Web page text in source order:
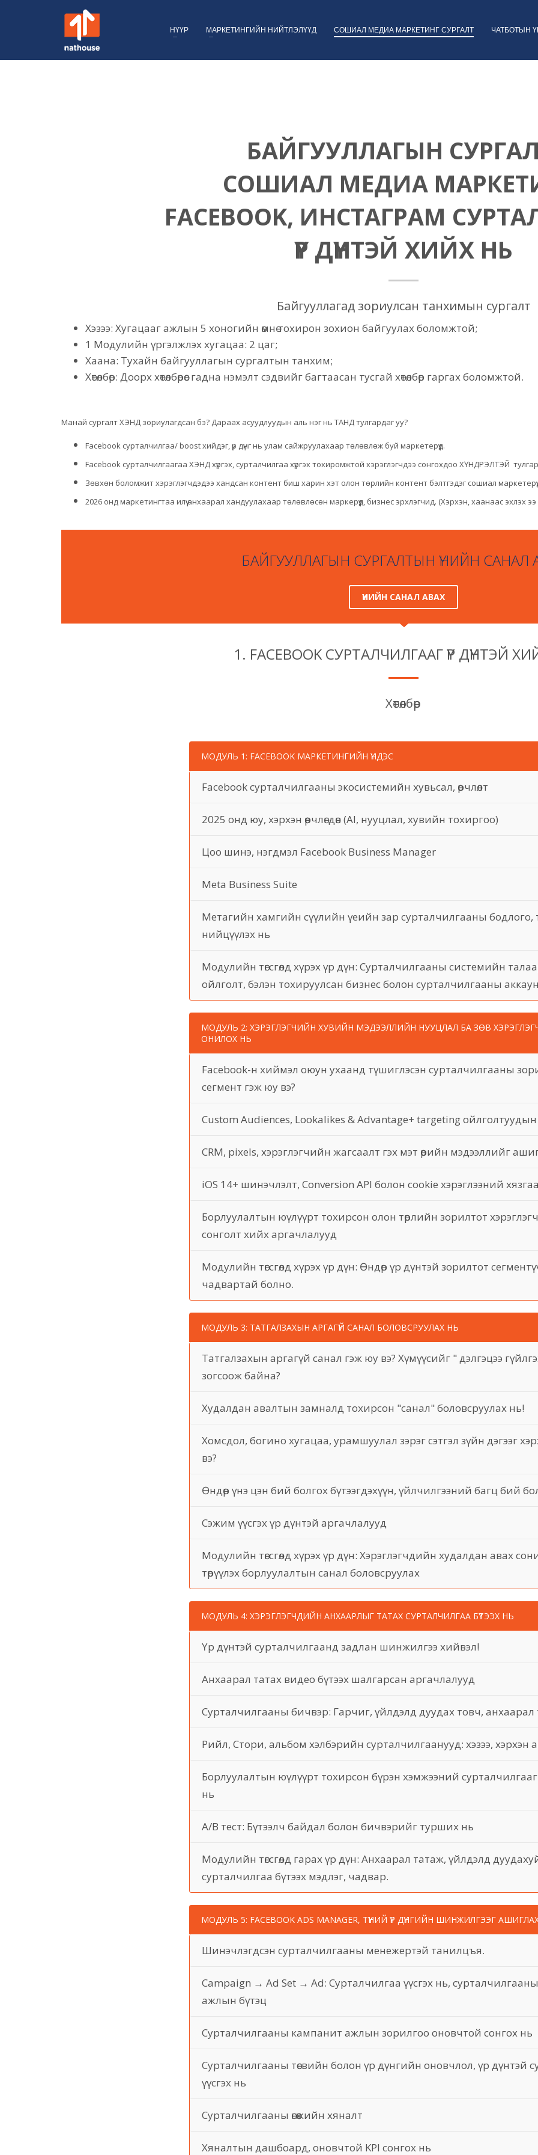
НҮҮР МАРКЕТИНГИЙН НИЙТЛЭЛҮҮД СОШИАЛ МЕДИА МАРКЕТИНГ СУРГАЛТ ЧАТБОТЫН
БАЙГУУЛЛАГЫН
СОШИАЛ МЕДИА
FACEBOOK, ИНСТАГРАМ
ҮР ДҮНТЭЙ ХИЙХ НЬ
Байгууллагад зориулсан танхимын сургалт
Хэзээ: Хугацааг ажлын 5 хоногийн өмнө тохирон зохион байгуулах боломжтой;
1 Модулийн үргэлжлэх хугацаа: 2 цаг;
Хаана: Тухайн байгууллагын сургалтын танхим;
Хөтөлбөр: Доорх хөтөлбөрөөс гадна нэмэлт сэдвийг багтаасан тусгай хөтөлбөр гаргах боломжтой.
Манай сургалт ХЭНД зориулагдсан бэ? Дараах асуудлуудын аль нэг нь ТАНД тулгардаг уу?
Facebook сурталчилгаа/ boost хийдэг, үр дүнг нь улам сайжруулахаар төлөвлөж буй маркетерүүд.
Facebook сурталчилгаагаа ХЭНД хүргэх, сурталчилгаа хүргэх тохиромжтой хэрэглэгчдээ сонгохдоо ХҮНДРЭЛТЭЙ
Зөвхөн боломжит хэрэглэгчдэдээ хандсан контент биш харин хэт олон төрлийн контент бэлтгэдэг сошиал
2026 онд маркетингтаа илүү анхаарал хандуулахаар төлөвлөсөн маркерүүд, бизнес эрхлэгчид. (Хэрхэн, хаанаас эхлэх ээ
БАЙГУУЛЛАГЫН СУРГАЛТЫН ҮНИЙН САНАЛ
ҮНИЙН САНАЛ АВАХ
1. FACEBOOK СУРТАЛЧИЛГААГ ҮР ДҮНТЭЙ
Хөтөлбөр
МОДУЛЬ 1: FACEBOOK МАРКЕТИНГИЙН ҮНДЭС
Facebook сурталчилгааны экосистемийн хувьсал, өөрчлөлт
2025 онд юу, хэрхэн өөрчлөгдөв (AI, нууцлал, хувийн тохиргоо)
Цоо шинэ, нэгдмэл Facebook Business Manager
Meta Business Suite
Метагийн хамгийн сүүлийн үеийн зар сурталчилгааны бодлого,
нийцүүлэх нь
Модулийн төгсгөлд хүрэх үр дүн: Сурталчилгааны системийн
ойлголт, бэлэн тохируулсан бизнес болон сурталчилгааны
МОДУЛЬ 2: ХЭРЭГЛЭГЧИЙН ХУВИЙН МЭДЭЭЛЛИЙН НУУЦЛАЛ БА ЗӨВ
ОНИЛОХ НЬ
Facebook-н хиймэл оюун ухаанд түшиглэсэн сурталчилгааны
сегмент гэж юу вэ?
Custom Audiences, Lookalikes & Advantage+ targeting
CRM, pixels, хэрэглэгчийн жагсаалт гэх мэт өөрийн мэдээллийг
iOS 14+ шинэчлэлт, Conversion API болон cookie хэрэглээний
Борлуулалтын юүлүүрт тохирсон олон төрлийн зорилтот
сонголт хийх аргачлалууд
Модулийн төгсгөлд хүрэх үр дүн: Өндөр үр дүнтэй зорилтот
чадвартай болно.
МОДУЛЬ 3: ТАТГАЛЗАХЫН АРГАГҮЙ САНАЛ БОЛОВСРУУЛАХ НЬ
Татгалзахын аргагүй санал гэж юу вэ? Хүмүүсийг " дэлгэцээ
зогсоож байна?
Худалдан авалтын замналд тохирсон "санал" боловсруулах нь!
Хомсдол, богино хугацаа, урамшуулал зэрэг сэтгэл зүйн дэгээг
вэ?
Өндөр үнэ цэн бий болгох бүтээгдэхүүн, үйлчилгээний багц бий
Сэжим үүсгэх үр дүнтэй аргачлалууд
Модулийн төгсгөлд хүрэх үр дүн: Хэрэглэгчдийн худалдан авах
төрүүлэх борлуулалтын санал боловсруулах
МОДУЛЬ 4: ХЭРЭГЛЭГЧДИЙН АНХААРЛЫГ ТАТАХ СУРТАЛЧИЛГАА БҮТЭЭХ НЬ
Үр дүнтэй сурталчилгаанд задлан шинжилгээ хийвэл!
Анхаарал татах видео бүтээх шалгарсан аргачлалууд
Сурталчилгааны бичвэр: Гарчиг, үйлдэлд дуудах товч, анхаарал
Рийл, Стори, альбом хэлбэрийн сурталчилгаанууд: хэзээ, хэрхэн
Борлуулалтын юүлүүрт тохирсон бүрэн хэмжээний
нь
A/B тест: Бүтээлч байдал болон бичвэрийг турших нь
Модулийн төгсгөлд гарах үр дүн: Анхаарал татаж, үйлдэлд
сурталчилгаа бүтээх мэдлэг, чадвар.
МОДУЛЬ 5: FACEBOOK ADS MANAGER, ТҮҮНИЙ ҮР ДҮНГИЙН ШИНЖИЛГЭЭГ
Шинэчлэгдсэн сурталчилгааны менежертэй танилцъя.
Campaign → Ad Set → Ad: Сурталчилгаа үүсгэх нь,
ажлын бүтэц
Сурталчилгааны кампанит ажлын зорилгоо оновчтой сонгох нь
Сурталчилгааны төсвийн болон үр дүнгийн оновчлол, үр дүнтэй
үүсгэх нь
Сурталчилгааны өгөөжийн хяналт
Хяналтын дашбоард, оновчтой KPI сонгох нь